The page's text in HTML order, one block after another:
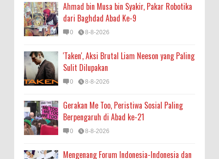
Ahmad bin Musa bin Syakir, Pakar Robotika
dari Baghdad Abad Ke-9
0 8-8-2026
'Taken', Aksi Brutal Liam Neeson yang Paling
Sulit Dilupakan
0 8-8-2026
Gerakan Me Too, Peristiwa Sosial Paling
Berpengaruh di Abad ke-21
0 8-8-2026
Mengenang Forum Indonesia-Indonesia dan